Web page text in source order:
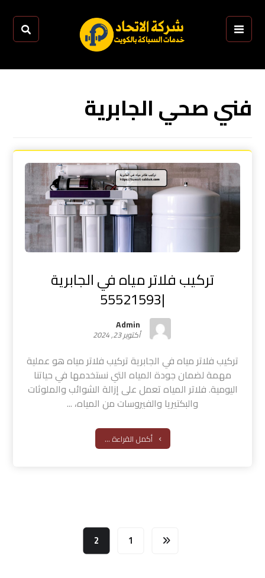
فني صحي الجابرية
تركيب فلاتر مياه في الجابرية
|55521593
Admin
أكتوبر 23, 2024
تركيب فلاتر مياه في الجابرية تركيب فلاتر مياه هو عملية
مهمة لضمان جودة المياه التي نستخدمها في حياتنا
اليومية. فلاتر المياه تعمل على إزالة الشوائب والملوثات
والبكتيريا والفيروسات من المياه، ...
أكمل القراءة ...
1
2